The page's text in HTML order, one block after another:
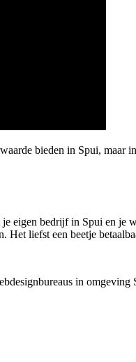
bieden in Spui,
eigen bedrijf in Spui en
liefst een beetje
in